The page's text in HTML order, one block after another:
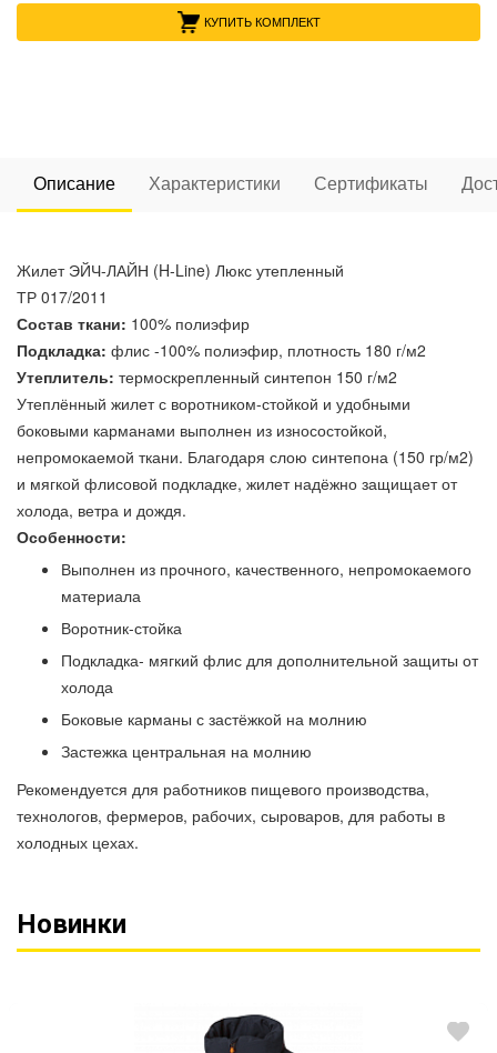
КУПИТЬ КОМПЛЕКТ
Описание Характеристики Сертификаты
Жилет ЭЙЧ-ЛАЙН (H-Line) Люкс утепленный
ТР 017/2011
Состав ткани: 100% полиэфир
Подкладка: флис -100% полиэфир, плотность 180 г/м2
Утеплитель: термоскрепленный синтепон 150 г/м2
Утеплённый жилет с воротником-стойкой и удобными
боковыми карманами выполнен из износостойкой,
непромокаемой ткани. Благодаря слою синтепона (150 гр/м2)
и мягкой флисовой подкладке, жилет надёжно защищает от
холода, ветра и дождя.
Особенности:
Выполнен из прочного, качественного, непромокаемого
материала
Воротник-стойка
Подкладка- мягкий флис для дополнительной защиты от
холода
Боковые карманы с застёжкой на молнию
Застежка центральная на молнию
Рекомендуется для работников пищевого производства,
технологов, фермеров, рабочих, сыроваров, для работы в
холодных цехах.
Новинки